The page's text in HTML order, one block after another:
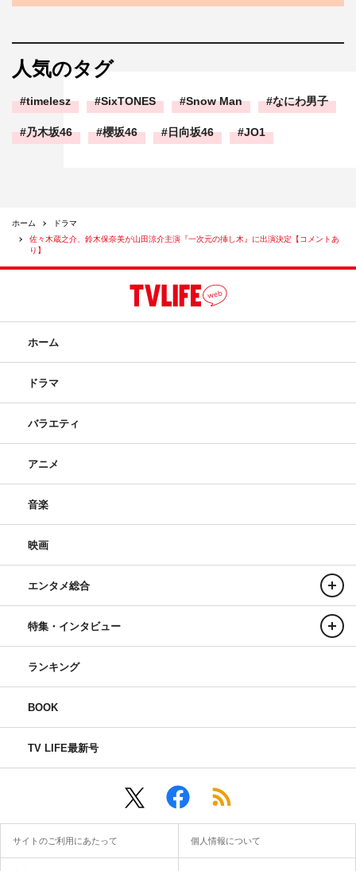
人気のタグ
timelesz SixTONES Snow Man なにわ男子
乃木坂46 櫻坂46 日向坂46 JO1
ホーム
ドラマ
佐々木蔵之介、鈴木保奈美が山田涼介主演『一次元の挿し木』に出演決定【コメントあ
り】
ホーム
ドラマ
バラエティ
アニメ
音楽
映画
エンタメ総合
特集・インタビュー
ランキング
BOOK
TV LIFE最新号
サイトのご利用にあたって 個人情報について